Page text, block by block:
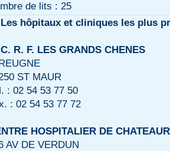
de lits : 25
Les hôpitaux et cliniques les plus
R. F. LES GRANDS CHENES
ST MAUR
: 02 54 53 77 50
: 02 54 53 77 72
HOSPITALIER DE
AV DE VERDUN